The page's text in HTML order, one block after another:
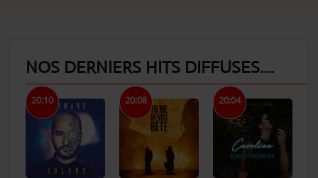
NOS DERNIERS HITS DIFFUSES....
20:10 20:08 20:04